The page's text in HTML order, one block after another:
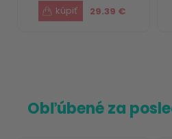
29.39 €
Obľúbené za